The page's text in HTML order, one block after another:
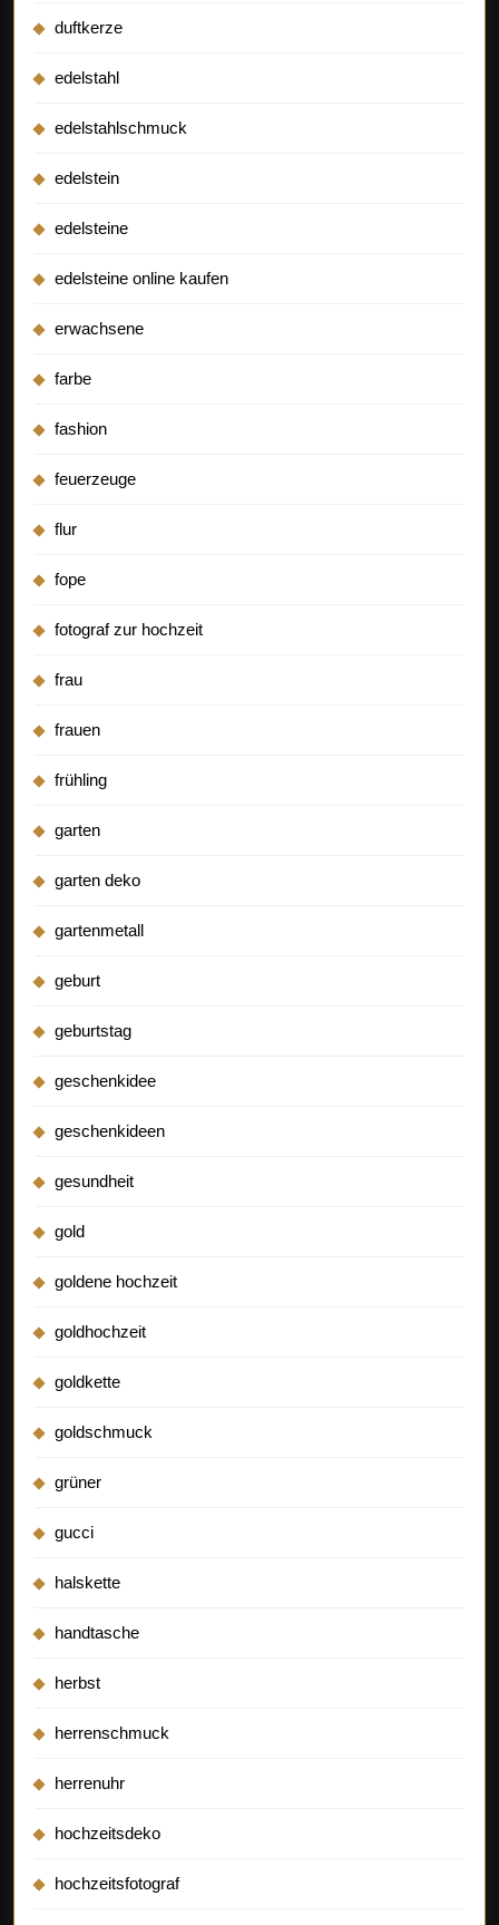
duftkerze
edelstahl
edelstahlschmuck
edelstein
edelsteine
edelsteine online kaufen
erwachsene
farbe
fashion
feuerzeuge
flur
fope
fotograf zur hochzeit
frau
frauen
frühling
garten
garten deko
gartenmetall
geburt
geburtstag
geschenkidee
geschenkideen
gesundheit
gold
goldene hochzeit
goldhochzeit
goldkette
goldschmuck
grüner
gucci
halskette
handtasche
herbst
herrenschmuck
herrenuhr
hochzeitsdeko
hochzeitsfotograf